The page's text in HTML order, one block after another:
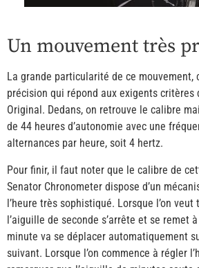
Un mouvement très
La grande particularité de ce mouvement,
précision qui répond aux exigents critères
Original. Dedans, on retrouve le calibre
de 44 heures d’autonomie avec une
alternances par heure, soit 4 hertz.
Pour finir, il faut noter que le calibre de
Senator Chronometer dispose d’un
l’heure très sophistiqué. Lorsque l’on
l’aiguille de seconde s’arrête et se remet
minute va se déplacer automatiquement
suivant. Lorsque l’on commence à régler